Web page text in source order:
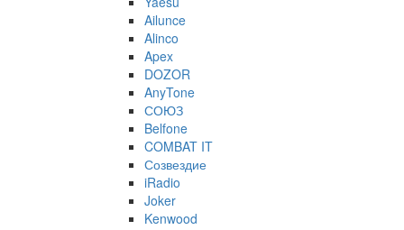
Ailunce
Alinco
Apex
DOZOR
AnyTone
СОЮЗ
Belfone
COMBAT IT
Созвездие
iRadio
Joker
Kenwood